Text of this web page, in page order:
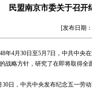
民盟南京市委关于召开
[发布日期
4月30日至5月7日，中共中央在
战略方针，研究了在即将取得全
日，中共中央发布纪念五一劳动